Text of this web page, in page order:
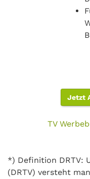
Jetzt
TV
*) Definition DRTV:
(DRTV) versteht